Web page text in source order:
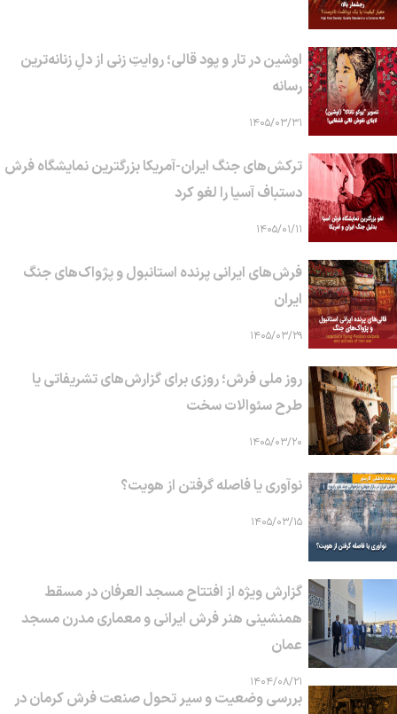
اوشین در تار و پود قالی؛ روایتِ زنی از دلِ زنانه‌ترین
رسانه
۱۴۰۵/۰۳/۳۱
ترکش‌های جنگ ایران-آمریکا بزرگترین نمایشگاه فرش
دستباف آسیا را لغو کرد
۱۴۰۵/۰۱/۱۱
فرش‌های ایرانی پرنده استانبول و پژواک‌های جنگ
ایران
۱۴۰۵/۰۳/۲۹
روز ملی فرش؛ روزی برای گزارش‌های تشریفاتی یا
طرح سئوالات سخت
۱۴۰۵/۰۳/۲۰
نوآوری یا فاصله گرفتن از هویت؟
۱۴۰۵/۰۳/۱۵
گزارش ویژه از افتتاح مسجد العرفان در مسقط
همنشینی هنر فرش ایرانی و معماری مدرن مسجد
عمان
۱۴۰۴/۰۸/۲۱
بررسی وضعیت و سیر تحول صنعت فرش کرمان در